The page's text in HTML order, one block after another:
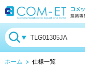
ホーム 仕様一覧